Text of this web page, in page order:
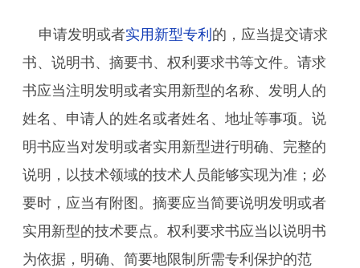
申请发明或者实用新型专利 的，应当提交请求
书、说明书、摘要书、权利要求书等文件。请求
书应当注明发明或者实用新型的名称、发明人的
姓名、申请人的姓名或者姓名、地址等事项。说
明书应当对发明或者实用新型进行明确、完整的
说明，以技术领域的技术人员能够实现为准；必
要时，应当有附图。摘要应当简要说明发明或者
实用新型的技术要点。权利要求书应当以说明书
为依据，明确、简要地限制所需专利保护的范